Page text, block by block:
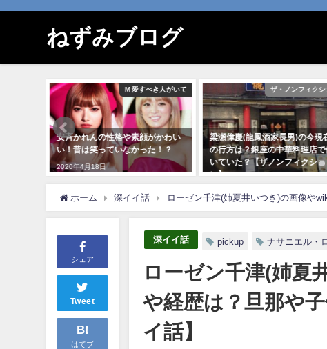
ねずみブログ
M 愛すべき人がいて
安斉かれんの性格や素顔がかわい
い！昔は笑っていなかった！？
2020年4月18日
ザ・ノンフィクシ
梁瀬偉慶(龍鳳酒家長男)の今現
の行方は？銀座の中華料理店で
いていた？【ザノンフィクショ
ン】
ホーム 深イイ話 ローゼン千津(姉夏井いつき)の画像や
シェア
Tweet
B!
はてブ
深イイ話 pickup ナサニエル・
ローゼン千津(姉夏
や経歴は？旦那や
イ話】